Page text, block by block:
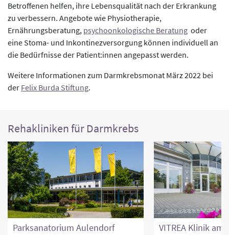
Betroffenen helfen, ihre Lebensqualität nach der Erkrankung
zu verbessern. Angebote wie Physiotherapie,
Ernährungsberatung, psychoonkologische Beratung oder
eine Stoma- und Inkontinezversorgung können individuell an
die Bedürfnisse der Patient:innen angepasst werden.
Weitere Informationen zum Darmkrebsmonat März 2022 bei
der Felix Burda Stiftung.
Rehakliniken für Darmkrebs
Parksanatorium Aulendorf